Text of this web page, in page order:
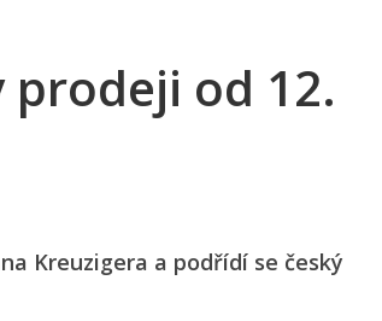
prodeji od 12.
Kreuzigera a podřídí se český